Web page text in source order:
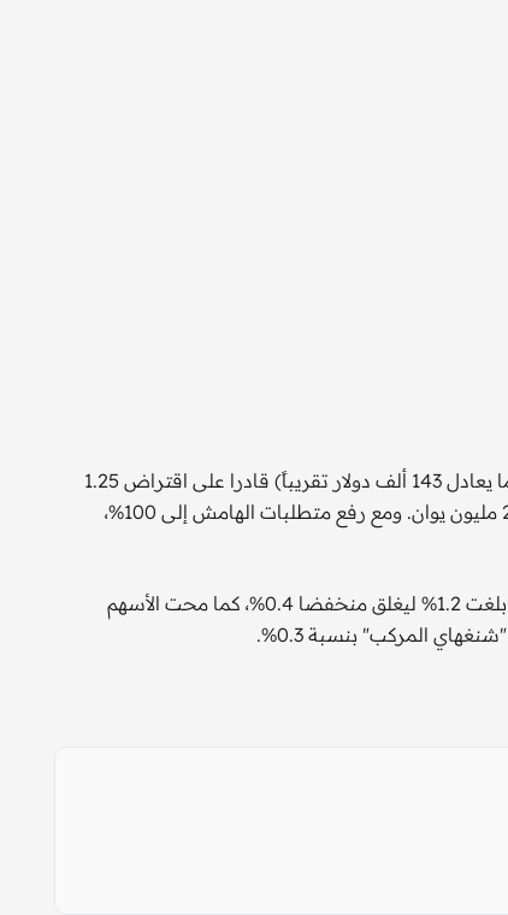
قبل هذا التعديل، كان المستثمر الذي يمتلك رأسمالا بقيمة مليون يوان (ما يعادل 143 ألف دولار تقريباً) قادرا على اقتراض 1.25
مليون يوان من شركة الوساطة، بما يمنحه قوة شرائية إجمالية تبلغ 2.25 مليون يوان. ومع رفع متطلبات الهامش إلى 100%،
وفي التداولات، تراجع مؤشر "سي إس آي 300" بعدما تخلى عن مكاسب بلغت 1.2% ليغلق منخفضا 0.4%، كما محت الأسهم
المركب" بنسبة 0.3%.